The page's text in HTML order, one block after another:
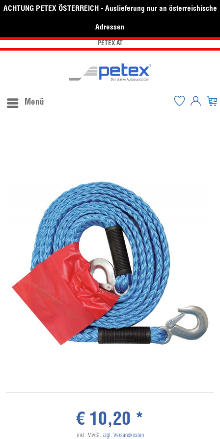
ACHTUNG PETEX ÖSTERREICH - Auslieferung nur an österreichische
Adressen
PETEX AT
Menü
€ 10,20 *
inkl. MwSt. zzgl. Versandkosten